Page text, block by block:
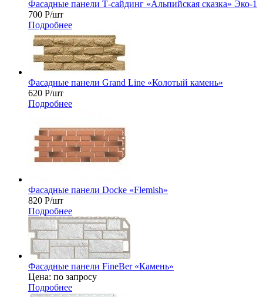
Фасадные панели Т-сайдинг «Альпийская сказка» Эко-1
700 Р/шт
Подробнее
Фасадные панели Grand Line «Колотый камень»
620 Р/шт
Подробнее
Фасадные панели Docke «Flemish»
820 Р/шт
Подробнее
Фасадные панели FineBer «Камень»
Цена: по запросу
Подробнее